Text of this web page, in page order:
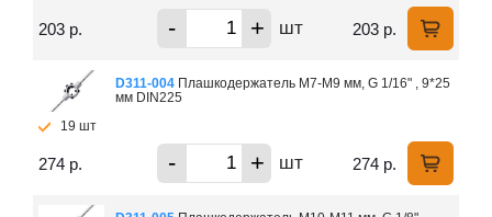
203 р. - + шт 203 р.
D311-004 Плашкодержатель М7-М9 мм, G 1/16" , 9*25
мм DIN225
19 шт
274 р. - + шт 274 р.